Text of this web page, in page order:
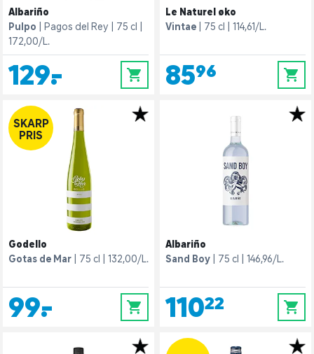
Albariño
Pulpo
Pagos del Rey
75 cl
172,00/L.
129,- 0
Le Naturel øko
Vintae
75 cl 114,61/L.
85,96 0
SKARP
PRIS
Godello
Gotas de Mar
75 cl 132,00/L.
99,- 0
Albariño
Sand Boy
75 cl 146,96/L.
110,22 0